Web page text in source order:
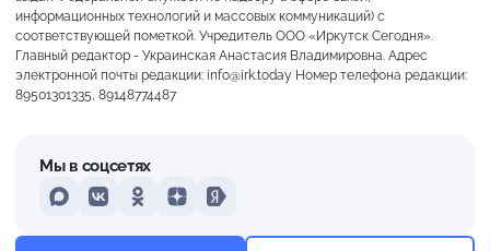
информационных технологий и массовых коммуникаций) с
соответствующей пометкой. Учредитель ООО «Иркутск Сегодня».
Главный редактор - Украинская Анастасия Владимировна. Адрес
электронной почты редакции: info@irk.today Номер телефона редакции:
89501301335, 89148774487
Мы в соцсетях
MAXVKontakteOdnoklassniki
DzenYandex